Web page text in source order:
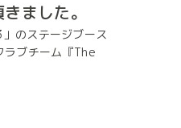
ました。
のステージブース
ラブチーム『The